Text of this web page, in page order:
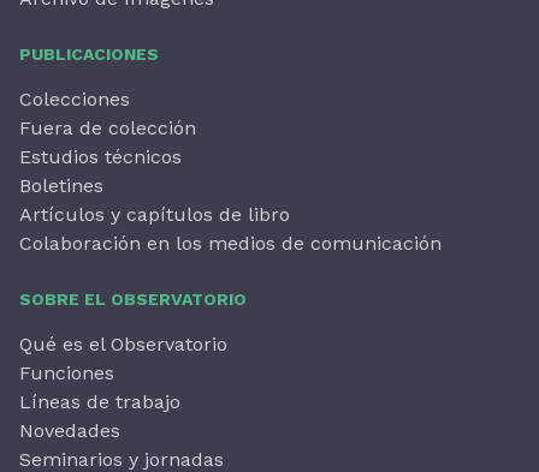
PUBLICACIONES
Colecciones
Fuera de colección
Estudios técnicos
Boletines
Artículos y capítulos de libro
Colaboración en los medios de comunicación
SOBRE EL OBSERVATORIO
Qué es el Observatorio
Funciones
Líneas de trabajo
Novedades
Seminarios y jornadas